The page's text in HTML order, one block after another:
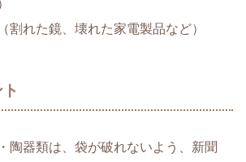
割れた鏡、壊れた家電製品など）
陶器類は、袋が破れないよう、新聞